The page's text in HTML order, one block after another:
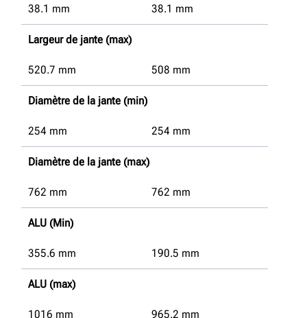
38.1 mm 38.1 mm
Largeur de jante (max)
520.7 mm 508 mm
Diamètre de la jante (min)
254 mm 254 mm
Diamètre de la jante (max)
762 mm 762 mm
ALU (Min)
355.6 mm 190.5 mm
ALU (max)
1016 mm 965.2 mm